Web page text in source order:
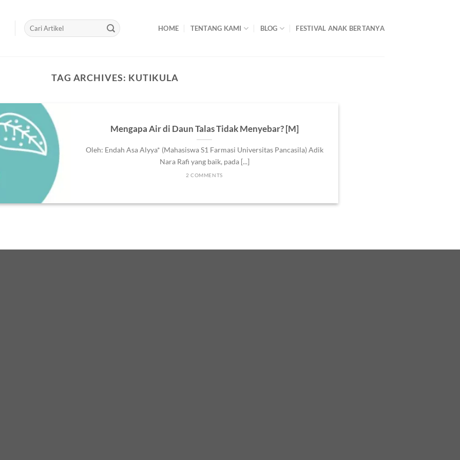
HOME TENTANG KAMI BLOG FESTIVAL ANAK BERTANYA
TAG ARCHIVES: KUTIKULA
Mengapa Air di Daun Talas Tidak Menyebar? [M]
Oleh: Endah Asa Alyya* (Mahasiswa S1 Farmasi Universitas Pancasila) Adik
Nara Rafi yang baik, pada [...]
2 COMMENTS